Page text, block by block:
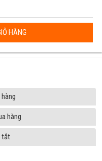
HÀNG
hàng
tắt